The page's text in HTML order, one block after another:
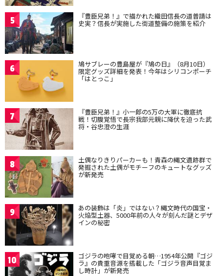
5 『豊臣兄弟！』で描かれた織田信長の道普請は
史実？信長が実施した街道整備の施策を紹介
6 鳩サブレーの豊島屋が『鳩の日』（8月10日）
限定グッズ詳細を発表！今年はシリコンポーチ
「はとっこ」
7 『豊臣兄弟！』小一郎の5万の大軍に徹底抗
戦！切腹覚悟で長宗我部元親に降伏を迫った武
将・谷忠澄の生涯
8 土偶なりきりパーカーも！青森の縄文遺跡群で
発掘された土偶がモチーフのキュートなグッズ
が新発売
9 あの装飾は「炎」ではない？縄文時代の国宝・
火焔型土器、5000年前の人々が刻んだ謎とデザ
インの秘密
10 ゴジラの咆哮で目覚める朝…1954年公開『ゴジ
ラ』の貴重音源を搭載した「ゴジラ音声目覚ま
し時計」が新発売